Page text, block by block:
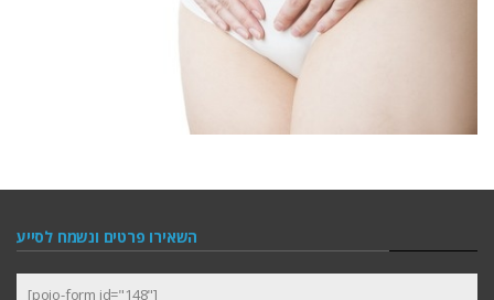
השאירו פרטים ונשמח לסייע
[pojo-form id="148"]